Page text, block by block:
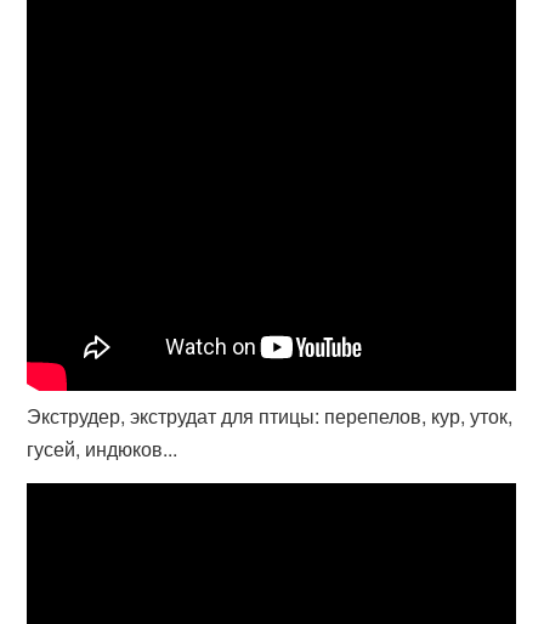
Экструдер, экструдат для птицы: перепелов, кур, уток,
гусей, индюков...